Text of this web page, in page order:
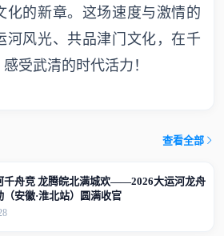
化的新章。这场速度与激情的
河风光、共品津门文化，在千
受武清的时代活力！
查看全部
千舟竞 龙腾皖北满城欢——2026大运河龙舟
（安徽·淮北站）圆满收官